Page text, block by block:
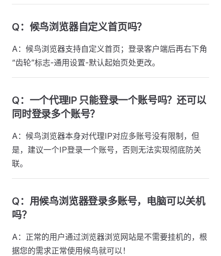
Q：候鸟浏览器自定义首页吗？
A：候鸟浏览器支持自定义首页；登录客户端后再右下角
“齿轮”标志-通用设置-默认起始页处更改。
Q：一个代理IP 只能登录一个账号吗？还可以
同时登录多个账号？
A：候鸟浏览器本身对代理IP对应多账号没有限制，但
是，建议一个IP登录一个账号，否则无法实现彻底防关
联。
Q：用候鸟浏览器登录多账号，电脑可以关机
吗？
A：正常的用户通过浏览器浏览网站是不需要挂机的，根
据您的需求正常使用候鸟就可以！